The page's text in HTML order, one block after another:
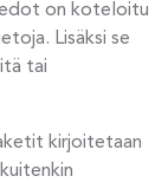
on koteloitu
Lisäksi se
tai
kirjoitetaan